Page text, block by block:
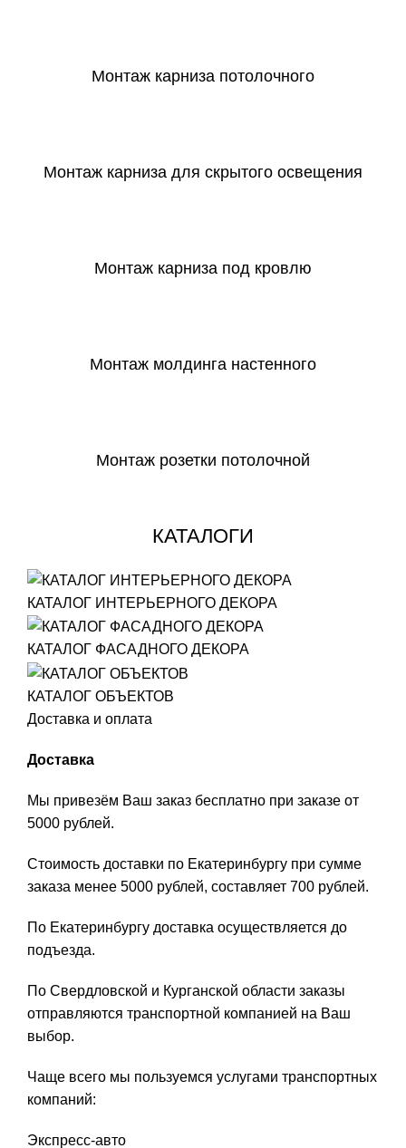
Монтаж карниза потолочного
Монтаж карниза для скрытого освещения
Монтаж карниза под кровлю
Монтаж молдинга настенного
Монтаж розетки потолочной
КАТАЛОГИ
КАТАЛОГ ИНТЕРЬЕРНОГО ДЕКОРА
КАТАЛОГ ФАСАДНОГО ДЕКОРА
КАТАЛОГ ОБЪЕКТОВ
Доставка и оплата
Доставка
Мы привезём Ваш заказ бесплатно при заказе от
5000 рублей.
Стоимость доставки по Екатеринбургу при сумме
заказа менее 5000 рублей, составляет 700 рублей.
По Екатеринбургу доставка осуществляется до
подъезда.
По Свердловской и Курганской области заказы
отправляются транспортной компанией на Ваш
выбор.
Чаще всего мы пользуемся услугами транспортных
компаний:
Экспресс-авто